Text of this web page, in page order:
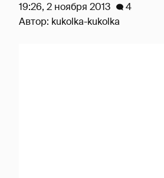
19:26, 2 ноября 2013
4
Автор: kukolka-kukolka